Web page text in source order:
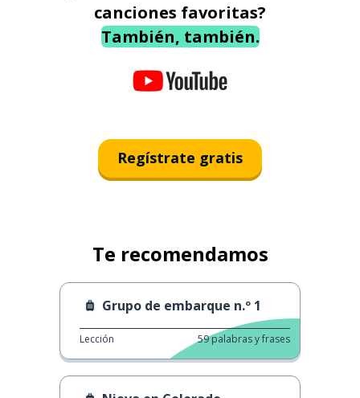
canciones favoritas?
También, también.
Regístrate gratis
Te recomendamos
Grupo de embarque n.º 1
Lección 59palabras y frases